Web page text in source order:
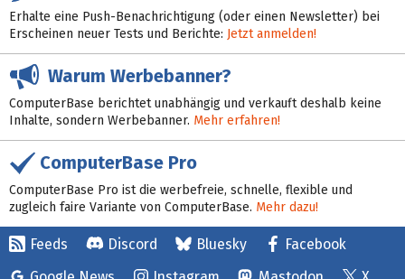
Erhalte eine Push-Benachrichtigung (oder einen Newsletter) bei
Erscheinen neuer Tests und Berichte: Jetzt anmelden!
Warum Werbebanner?
ComputerBase berichtet unabhängig und verkauft deshalb keine
Inhalte, sondern Werbebanner. Mehr erfahren!
ComputerBase Pro
ComputerBase Pro ist die werbefreie, schnelle, flexible und
zugleich faire Variante von ComputerBase. Mehr dazu!
Feeds Discord Bluesky
Facebook